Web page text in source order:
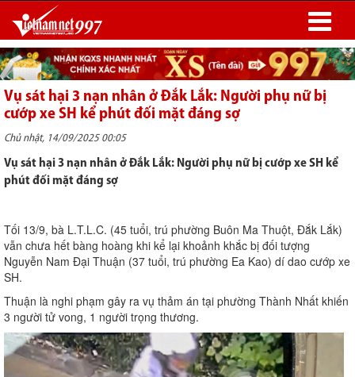
Vụ sát hại 3 nạn nhân ở Đắk Lắk: Người phụ nữ bị
cướp xe SH kể phút đối mặt đáng sợ
Chủ nhật, 14/09/2025 00:05
Vụ sát hại 3 nạn nhân ở Đắk Lắk: Người phụ nữ bị cướp xe SH kể
phút đối mặt đáng sợ
Tối 13/9, bà L.T.L.C. (45 tuổi, trú phường Buôn Ma Thuột, Đắk Lắk)
vẫn chưa hết bàng hoàng khi kể lại khoảnh khắc bị đối tượng
Nguyễn Nam Đại Thuận (37 tuổi, trú phường Ea Kao) dí dao cướp xe
SH.
Thuận là nghi phạm gây ra vụ thảm án tại phường Thành Nhất khiến
3 người tử vong, 1 người trọng thương.